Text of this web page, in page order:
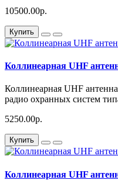
10500.00р.
Купить
Коллинеарная UHF
Коллинеарная UHF
радио охранных систем
5250.00р.
Купить
Коллинеарная UHF